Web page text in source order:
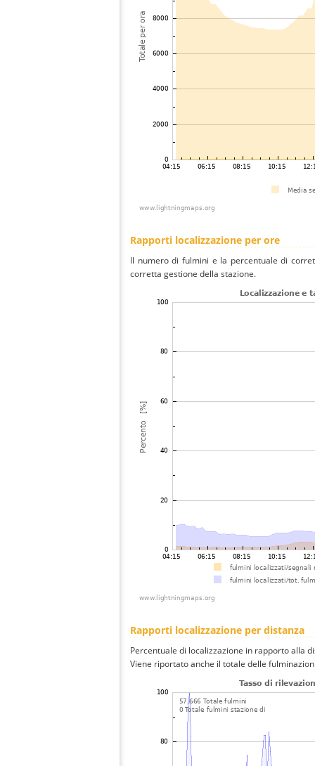
Rapporti localizzazione per ore
Il numero di fulmini e la percentuale di
corretta gestione della stazione.
Rapporti localizzazione per distanza
Percentuale di localizzazione in rapporto alla
Viene riportato anche il totale delle